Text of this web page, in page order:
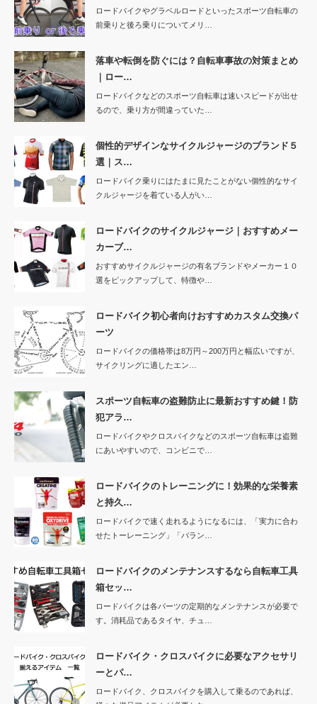
ロードバイクやグラベルロードといったスポーツ自転車の
前乗りと後ろ乗りについてメリ…
落車や転倒を防ぐには？自転車事故の対策まとめ
｜ロー…
ロードバイクなどのスポーツ自転車は速いスピードが出せ
るので、乗り方が間違っていた…
個性的デザインなサイクルジャージのブランド５
選｜ス…
ロードバイク乗りにはたまに見たことがない個性的なサイ
クルジャージを着ている人がい…
ロードバイクのサイクルジャージ｜おすすめメー
カーブ…
おすすめサイクルジャージの有名ブランドやメーカー１０
選をピックアップして、特徴や…
ロードバイク初心者向けおすすめカスタム交換パ
ーツ
ロードバイクの価格帯は8万円～200万円と幅広いですが、
サイクリングに適したエン…
スポーツ自転車の盗難防止に最新おすすめ鍵！防
犯アラ…
ロードバイクやクロスバイクなどのスポーツ自転車は盗難
にあいやすいので、コンビニで…
ロードバイクのトレーニングに！効果的な栄養素
と持久…
ロードバイクで速く走れるようになるには、「実力に合わ
せたトーレーニング」「バラン…
ロードバイクのメンテナンスするなら自転車工具
箱セッ…
ロードバイクは各パーツの定期的なメンテナンスが必要で
す。消耗品であるタイヤ、チュ…
ロードバイク・クロスバイクに必要なアクセサリ
ーとパ…
ロードバイク、クロスバイクを購入して乗るのであれば、